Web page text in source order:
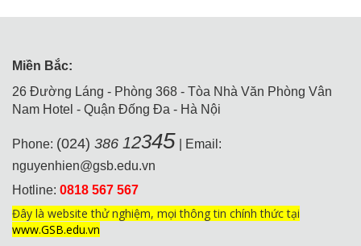
Miền Bắc:
26 Đường Láng - Phòng 368 - Tòa Nhà Văn Phòng Vân
Nam Hotel - Quận Đống Đa - Hà Nội
Phone: (024) 386 12345 | Email:
nguyenhien@gsb.edu.vn
Hotline: 0818 567 567
Đây là website thử nghiệm, mọi thông tin chính thức tại
www.GSB.edu.vn